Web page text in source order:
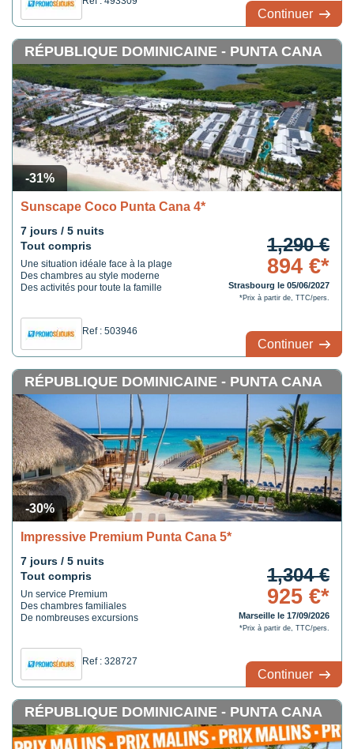
Continuer
-31%
RÉPUBLIQUE DOMINICAINE - PUNTA CANA
Sunscape Coco Punta Cana 4*
7 jours / 5 nuits
Tout compris
Une situation idéale face à la plage
Des chambres au style moderne
Des activités pour toute la famille
Ref : 503946
1,290 €
894 €*
Strasbourg le 05/06/2027
*Prix à partir de, TTC/pers.
Continuer
-30%
RÉPUBLIQUE DOMINICAINE - PUNTA CANA
Impressive Premium Punta Cana 5*
7 jours / 5 nuits
Tout compris
Un service Premium
Des chambres familiales
De nombreuses excursions
Ref : 328727
1,304 €
925 €*
Marseille le 17/09/2026
*Prix à partir de, TTC/pers.
Continuer
RÉPUBLIQUE DOMINICAINE - PUNTA CANA